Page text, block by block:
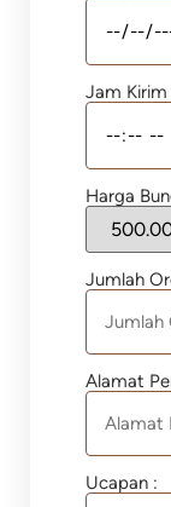
Jam Kirim
Harga
Jumlah
Alamat
Ucapan :